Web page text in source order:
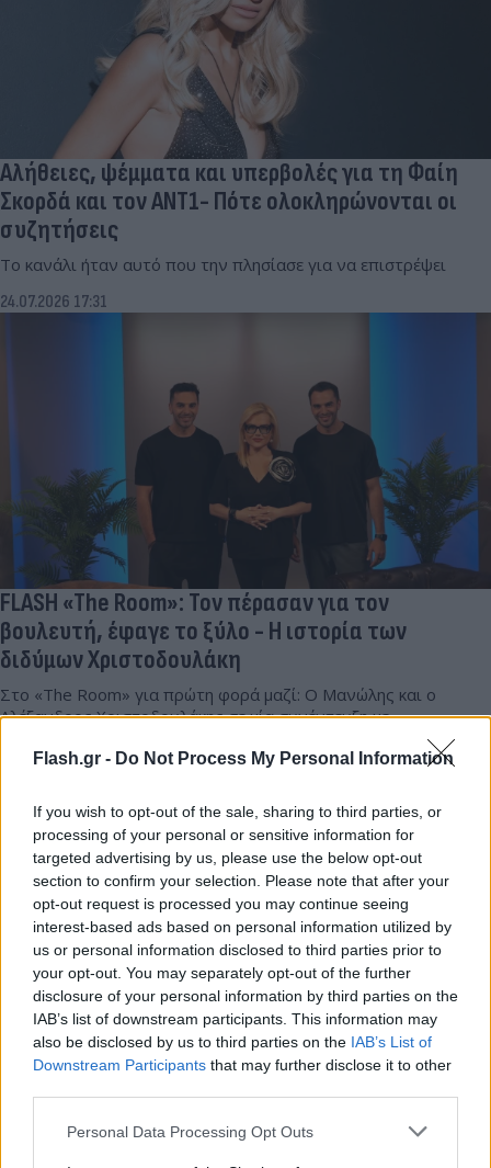
Flash.gr - Do Not Process My Personal Information
If you wish to opt-out of the sale, sharing to third parties, or
processing of your personal or sensitive information for
targeted advertising by us, please use the below opt-out
section to confirm your selection. Please note that after your
opt-out request is processed you may continue seeing
interest-based ads based on personal information utilized by
us or personal information disclosed to third parties prior to
your opt-out. You may separately opt-out of the further
disclosure of your personal information by third parties on the
IAB’s list of downstream participants. This information may
also be disclosed by us to third parties on the IAB’s List of
Downstream Participants that may further disclose it to other
Please note that this website/app uses one or more Google
Personal Data Processing Opt Outs
Αλήθειες, ψέμματα και υπερβολές για τη Φαίη
Σκορδά και τον ΑΝΤ1- Πότε ολοκληρώνονται οι
συζητήσεις
Το κανάλι ήταν αυτό που την πλησίασε για να επιστρέψει
24.07.2026 17:31
FLASH «The Room»: Τον πέρασαν για τον
βουλευτή, έφαγε το ξύλο - Η ιστορία των
διδύμων Χριστοδουλάκη
Στο «The Room» για πρώτη φορά μαζί: Ο Μανώλης και ο
Αλέξανδρος Χριστοδουλάκης σε μία συνέντευξη με
Αποκλειστικό: Η καλλονή της πασαρέλας που
υπέγραψε με τη Ζήνα Κουτσελίνη- Ο τίτλος και οι
συνεργάτες